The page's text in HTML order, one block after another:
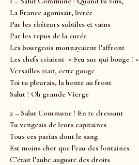
La France agonisait, livrée
Par les rhéteurs subtiles et vains
Par les repus de la curée
Les bourgeois monnayaient l’affront
Les chefs criaient » Feu sur qui bouge ! »
Versailles riait, cette gouge
Toi tu pleurais, la honte au front
Salut ! Oh grande Vierge
2 – Salut Commune ! En te dressant
Tu vengeais de leurs capitaines
Tous ces parias dont le sang
Est moins cher que l’eau des fontaines
C’était l’aube auguste des droits